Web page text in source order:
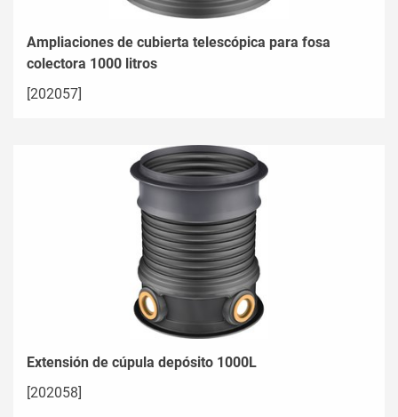
Ampliaciones de cubierta telescópica para fosa
colectora 1000 litros
[202057]
Extensión de cúpula depósito 1000L
[202058]